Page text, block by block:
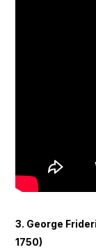
3. George
1750)